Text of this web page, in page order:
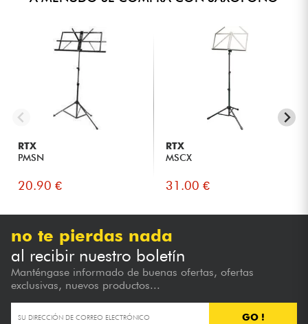
RTX
PMSN
20.90 €
RTX
MSCX
31.00 €
no te pierdas nada
al recibir nuestro boletín
Manténgase informado de buenas ofertas, ofertas
exclusivas, nuevos productos...
GO !